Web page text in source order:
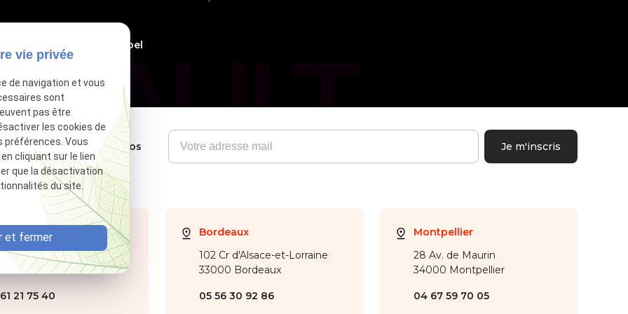
Demande de rappel
Soyez informés de nos
nouveautés
d'Alsace Lorraine
Toulouse
21 75 40
Bordeaux
102 Cr d'Alsace-et-Lorraine
33000 Bordeaux
05 56 30 92 86
Montpellier
28 Av. de Maurin
34000 Montpellier
04 67 59 70 05
vie privée
de navigation et vous
sont
pas être
les cookies de
préférences. Vous
cliquant sur le lien
que la désactivation
du site.
et fermer